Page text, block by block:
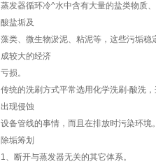
蒸发器循环冷^水中含有大量的盐类物质
酸盐垢及
藻类、微生物淤泥、粘泥等，这些污垢
成较大的经济
亏损。
传统的洗刷方式平常选用化学洗刷-酸洗
出现侵蚀
设备管线的事情，而且在排放时污染环境
除垢筹划
1、断开与蒸发器无关的其它体系。